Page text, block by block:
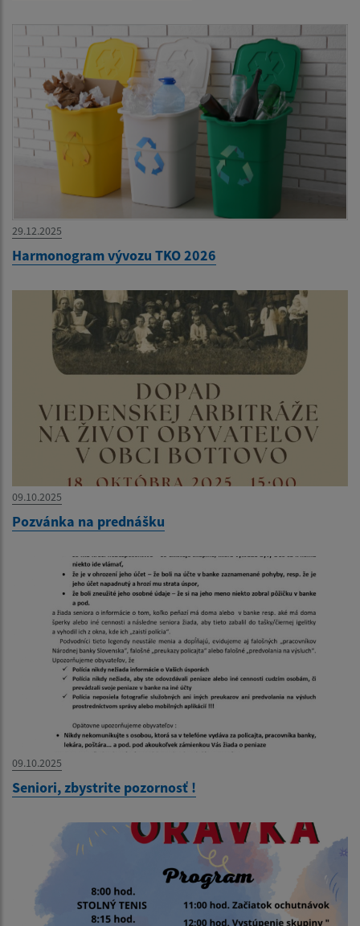
29.12.2025
Harmonogram vývozu TKO 2026
09.10.2025
Pozvánka na prednášku
09.10.2025
Seniori, zbystrite pozornosť !